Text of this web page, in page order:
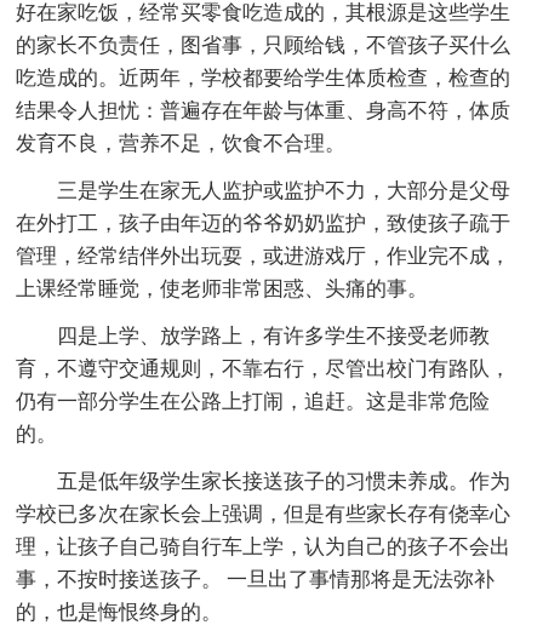
好在家吃饭，经常买零食吃造成的，其根源是这些学生
的家长不负责任，图省事，只顾给钱，不管孩子买什么
吃造成的。近两年，学校都要给学生体质检查，检查的
结果令人担忧：普遍存在年龄与体重、身高不符，体质
发育不良，营养不足，饮食不合理。
三是学生在家无人监护或监护不力，大部分是父母
在外打工，孩子由年迈的爷爷奶奶监护，致使孩子疏于
管理，经常结伴外出玩耍，或进游戏厅，作业完不成，
上课经常睡觉，使老师非常困惑、头痛的事。
四是上学、放学路上，有许多学生不接受老师教
育，不遵守交通规则，不靠右行，尽管出校门有路队，
仍有一部分学生在公路上打闹，追赶。这是非常危险
的。
五是低年级学生家长接送孩子的习惯未养成。作为
学校已多次在家长会上强调，但是有些家长存有侥幸心
理，让孩子自己骑自行车上学，认为自己的孩子不会出
事，不按时接送孩子。 一旦出了事情那将是无法弥补
的，也是悔恨终身的。